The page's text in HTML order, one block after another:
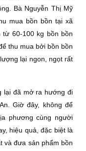
Bà Nguyễn Thị Mỹ
mua bồn bồn tại xã
từ 60-100 kg bồn bồn
thu mua bởi bồn bồn
lại ngon, ngọt rất
lại đã mở ra hướng đi
Giờ đây, không để
phương cùng người
hiệu quả, đặc biệt là
và đưa sản phẩm bồn